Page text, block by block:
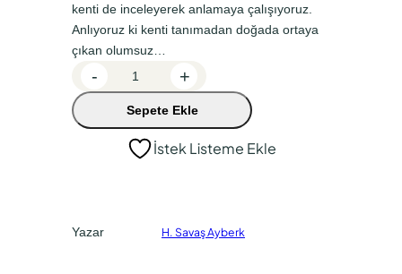
y
a
t
₺
,
y
a
t
₺
,
kenti de inceleyerek anlamaya çalışıyoruz.
Anlıyoruz ki kenti tanımadan doğada ortaya
çıkan olumsuz…
e
n
- +
Sepete Ekle
İstek Listeme Ekle
Yazar H. Savaş Ayberk